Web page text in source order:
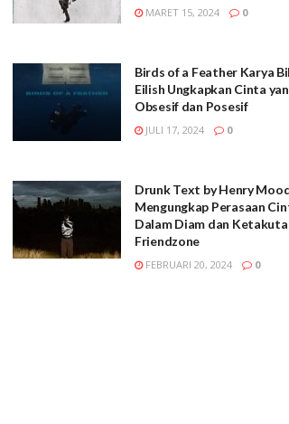
MARET 15, 2024 0
Birds of a Feather Karya
Eilish Ungkapkan Cinta
Obsesif dan Posesif
JULI 17, 2024 0
Drunk Text by Henry
Mengungkap Perasaan
Dalam Diam dan
Friendzone
FEBRUARI 20, 2024 0